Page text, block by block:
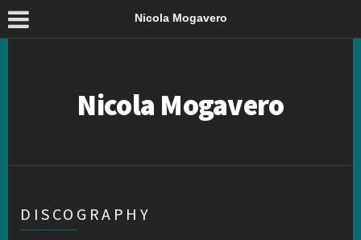
Nicola Mogavero
Nicola Mogavero
DISCOGRAPHY